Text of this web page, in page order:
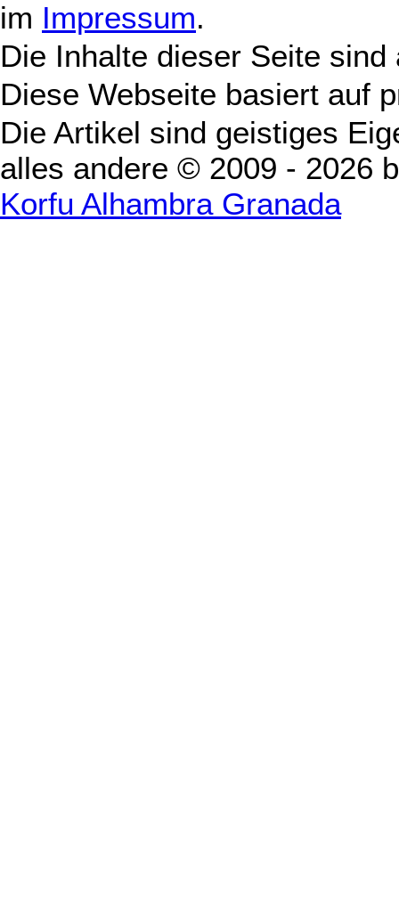
im Impressum.
Die Inhalte dieser Seite
Diese Webseite basiert auf
Die Artikel sind geistiges
alles andere © 2009 - 2026
Korfu Alhambra Granada